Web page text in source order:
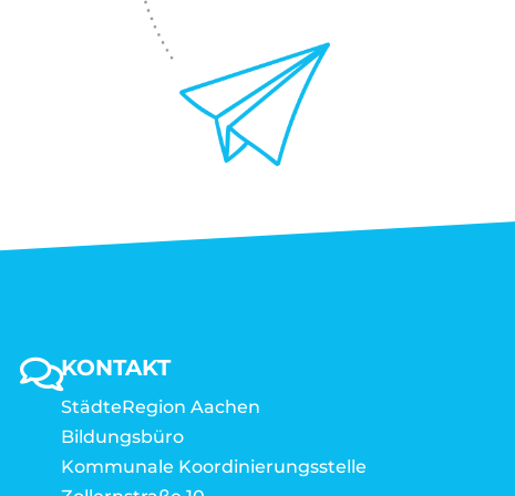
KONTAKT
StädteRegion Aachen
Bildungsbüro
Kommunale Koordinierungsstelle